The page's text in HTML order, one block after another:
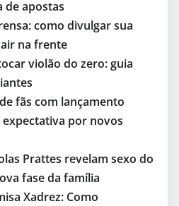
de apostas
como divulgar sua
na frente
violão do zero: guia
fãs com lançamento
por novos
Prattes revelam sexo do
fase da família
Xadrez: Como